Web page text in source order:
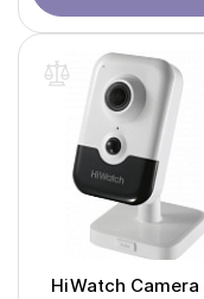
HiWatch Camera